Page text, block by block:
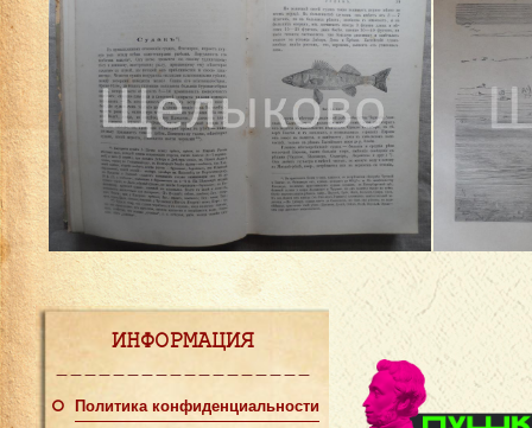
ИНФОРМАЦИЯ
Политика конфиденциальности